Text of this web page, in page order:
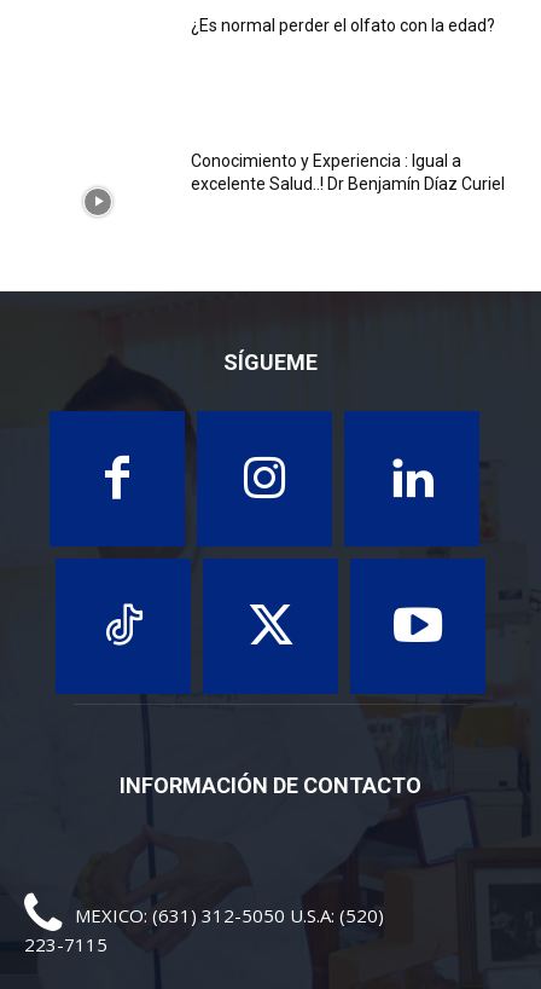
¿Es normal perder el olfato con la edad?
Conocimiento y Experiencia : Igual a
excelente Salud..! Dr Benjamín Díaz Curiel
SÍGUEME
INFORMACIÓN DE CONTACTO
MEXICO: (631) 312-5050 U.S.A: (520)
223-7115